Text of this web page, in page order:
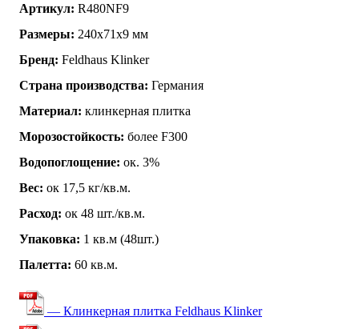
Артикул: R480NF9
Размеры: 240x71x9 мм
Бренд: Feldhaus Klinker
Страна производства: Германия
Материал: клинкерная плитка
Морозостойкость: более F300
Водопоглощение: ок. 3%
Вес: ок 17,5 кг/кв.м.
Расход: ок 48 шт./кв.м.
Упаковка: 1 кв.м (48шт.)
Палетта: 60 кв.м.
— Клинкерная плитка Feldhaus Klinker